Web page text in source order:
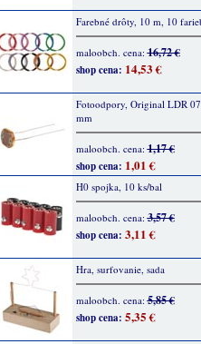
Farebné drôty, 10 m, 10
maloobch. cena:16,72 €
shop cena: 14,53 €
Fotoodpory, Original LDR
mm
maloobch. cena:1,17 €
shop cena: 1,01 €
H0 spojka, 10 ks/bal
maloobch. cena:3,57 €
shop cena: 3,11 €
Hra, surfovanie, sada
maloobch. cena:5,85 €
shop cena: 5,35 €